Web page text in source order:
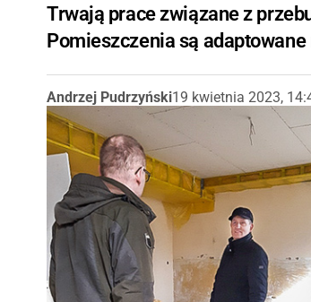
Trwają prace związane z
Pomieszczenia są
Andrzej Pudrzyński19 kwietnia 2023,